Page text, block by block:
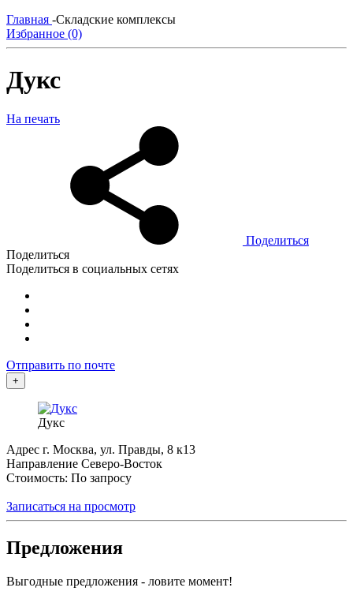
Главная -Складские комплексы
Избранное (0)
Дукс
На печать
Поделиться
Поделиться
Поделиться в социальных сетях
Отправить по почте
+
Дукс
Адрес г. Москва, ул. Правды, 8 к13
Направление Северо-Восток
Стоимость: По запросу
Записаться на просмотр
Предложения
Выгодные предложения - ловите момент!